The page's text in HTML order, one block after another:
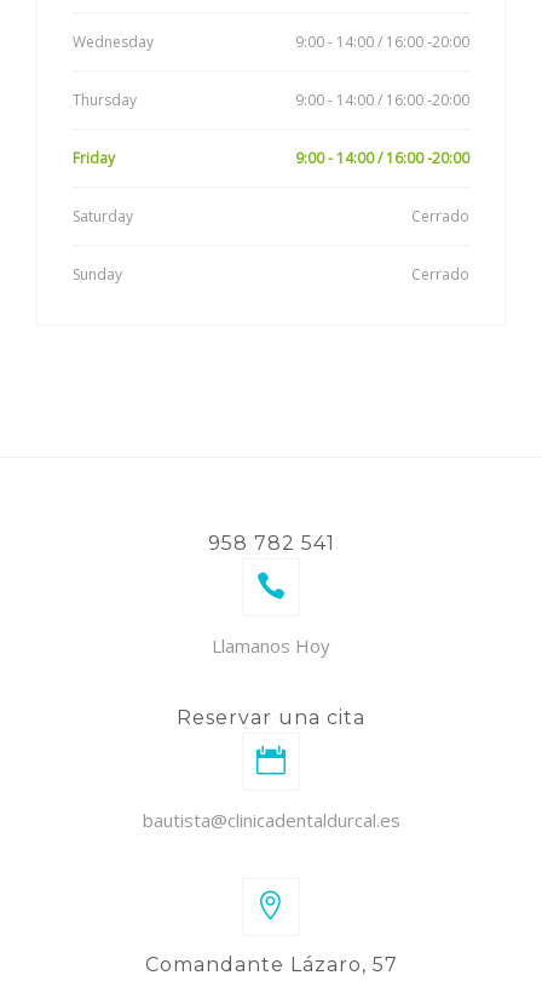
Wednesday 9:00 - 14:00 / 16:00 -20:00
Thursday 9:00 - 14:00 / 16:00 -20:00
Friday 9:00 - 14:00 / 16:00 -20:00
Saturday Cerrado
Sunday Cerrado
958 782 541
Llamanos Hoy
Reservar una cita
bautista@clinicadentaldurcal.es
Comandante Lázaro, 57